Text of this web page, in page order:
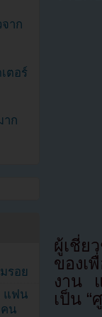
ผู้เชี่ย
ของเ
งาน
เป็น “
าก
ตอร์
าก
รอย
แฟน
น